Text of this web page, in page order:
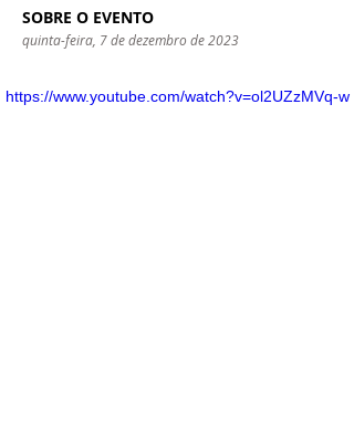
SOBRE O EVENTO
quinta-feira, 7 de dezembro de 2023
https://www.youtube.com/watch?v=ol2UZzMVq-w